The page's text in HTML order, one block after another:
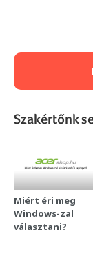
Szakértőnk
Miért éri meg
Windows-zal
választani?